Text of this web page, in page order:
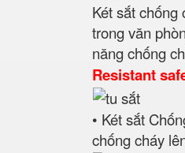
Két sắt
trong văn
năng chống
Resistant
• Két sắt
chống cháy